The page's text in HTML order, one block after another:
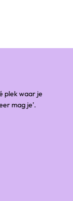
plek waar je
mag je'.